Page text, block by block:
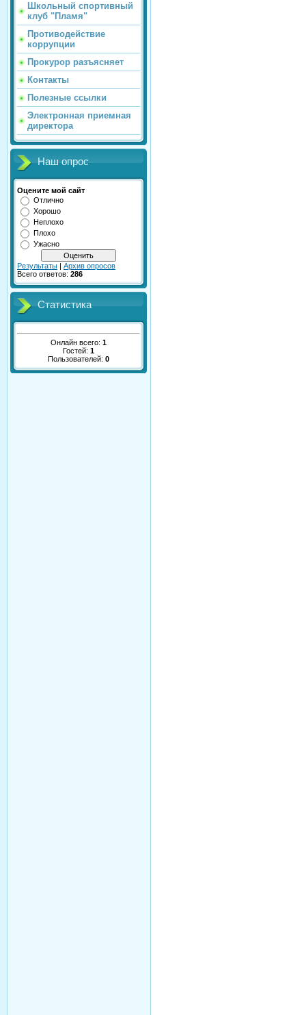
Школьный спортивный
клуб "Пламя"
Противодействие
коррупции
Прокурор разъясняет
Контакты
Полезные ссылки
Электронная приемная
директора
Наш опрос
Оцените мой сайт
Отлично
Хорошо
Неплохо
Плохо
Ужасно
Результаты | Архив опросов
Всего ответов: 286
Статистика
Онлайн всего: 1
Гостей: 1
Пользователей: 0